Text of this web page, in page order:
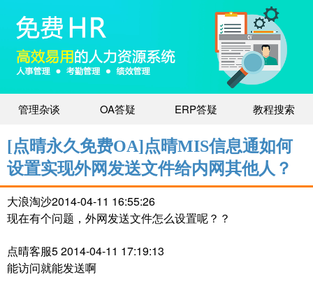
管理杂谈 OA答疑 ERP答疑 教程搜索
[点晴永久免费OA]点晴MIS信息通如何
设置实现外网发送文件给内网其他人？
大浪淘沙2014-04-11 16:55:26
现在有个问题，外网发送文件怎么设置呢？？
点晴客服5 2014-04-11 17:19:13
能访问就能发送啊